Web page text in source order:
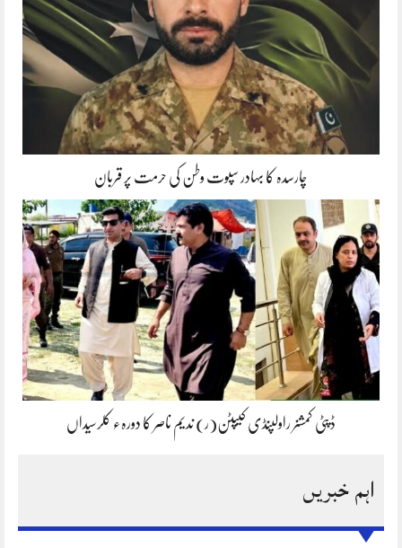
چارسدہ کا بہادر سپوت وطن کی حرمت پر قربان
ڈپٹی کمشنر راولپنڈی کیپٹن(ر) ندیم ناصر کا دورہء کلرسیداں
اہم خبریں